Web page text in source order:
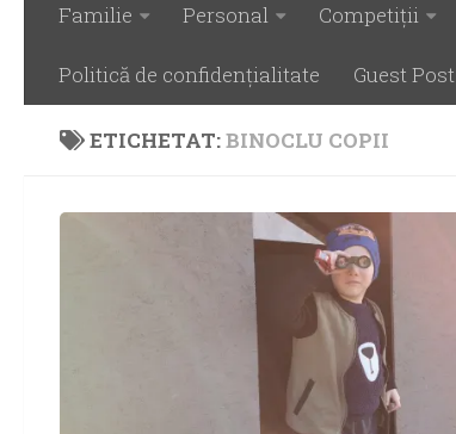
Familie Personal Competiţii
Politică de confidenţialitate Guest Post
ETICHETAT:BINOCLU COPII